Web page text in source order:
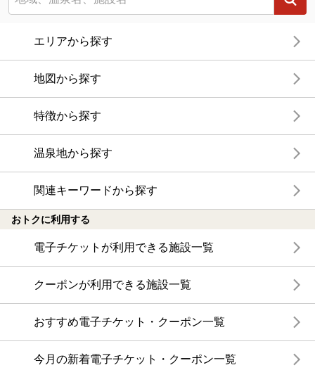
エリアから探す
地図から探す
特徴から探す
温泉地から探す
関連キーワードから探す
おトクに利用する
電子チケットが利用できる施設一覧
クーポンが利用できる施設一覧
おすすめ電子チケット・クーポン一覧
今月の新着電子チケット・クーポン一覧